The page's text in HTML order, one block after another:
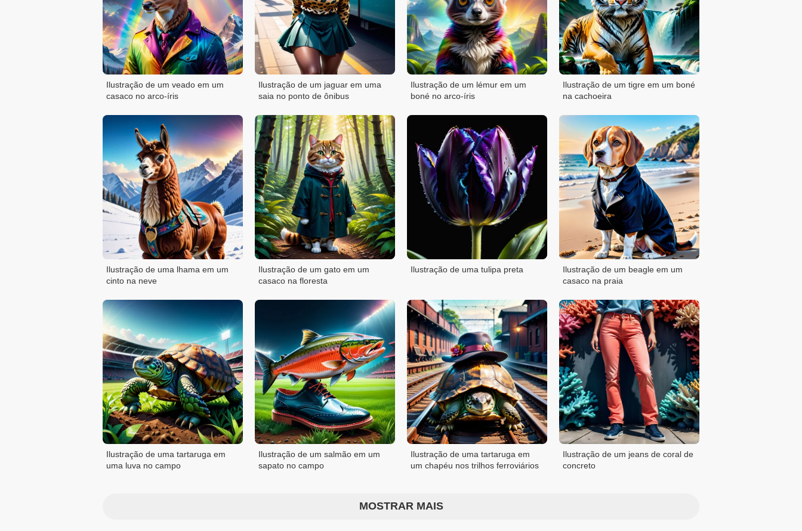
Ilustração de um veado em um
casaco no arco-íris
Ilustração de um jaguar em uma
saia no ponto de ônibus
Ilustração de um lémur em um
boné no arco-íris
Ilustração de um tigre em um boné
na cachoeira
Ilustração de uma lhama em um
cinto na neve
Ilustração de um gato em um
casaco na floresta
Ilustração de uma tulipa preta
Ilustração de um beagle em um
casaco na praia
Ilustração de uma tartaruga em
uma luva no campo
Ilustração de um salmão em um
sapato no campo
Ilustração de uma tartaruga em
um chapéu nos trilhos ferroviários
Ilustração de um jeans de coral de
concreto
MOSTRAR MAIS